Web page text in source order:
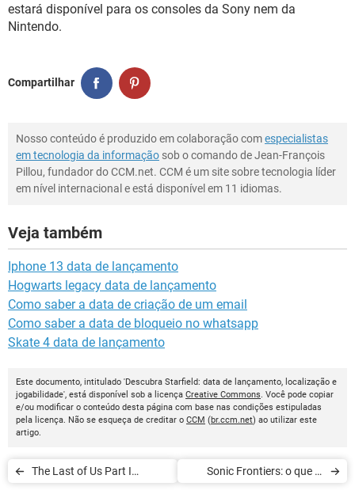
estará disponível para os consoles da Sony nem da
Nintendo.
Compartilhar
Nosso conteúdo é produzido em colaboração comespecialistas
em tecnologia da informação sob o comando de Jean-François
Pillou, fundador do CCM.net. CCM é um site sobre tecnologia líder
em nível internacional e está disponível em 11 idiomas.
Veja também
Iphone 13 data de lançamento
Hogwarts legacy data de lançamento
Como saber a data de criação de um email
Como saber a data de bloqueio no whatsapp
Skate 4 data de lançamento
Este documento, intitulado 'Descubra Starfield: data de lançamento, localização e
jogabilidade', está disponível sob a licença Creative Commons. Você pode copiar
e/ou modificar o conteúdo desta página com base nas condições estipuladas
pela licença. Não se esqueça de creditar o CCM (br.ccm.net) ao utilizar este
artigo.
The Last of Us Part I
Sonic Frontiers: o que já